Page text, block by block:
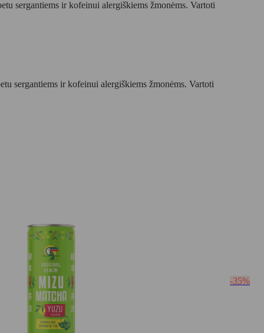
sergantiems ir kofeinui alergiškiems žmonėms. Vartoti
sergantiems ir kofeinui alergiškiems žmonėms. Vartoti
-35%